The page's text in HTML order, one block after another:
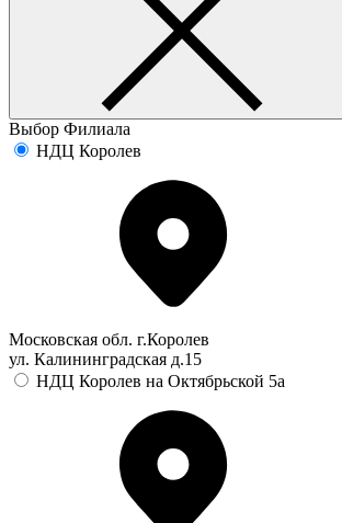
Выбор Филиала
НДЦ Королев
Московская обл. г.Королев
ул. Калининградская д.15
НДЦ Королев на Октябрьской 5а